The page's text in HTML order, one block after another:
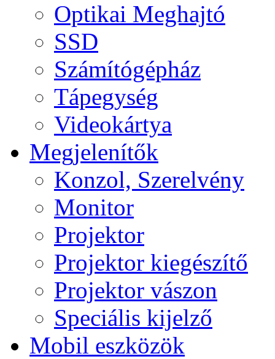
Optikai Meghajtó
SSD
Számítógépház
Tápegység
Videokártya
Megjelenítők
Konzol, Szerelvény
Monitor
Projektor
Projektor kiegészítő
Projektor vászon
Speciális kijelző
Mobil eszközök